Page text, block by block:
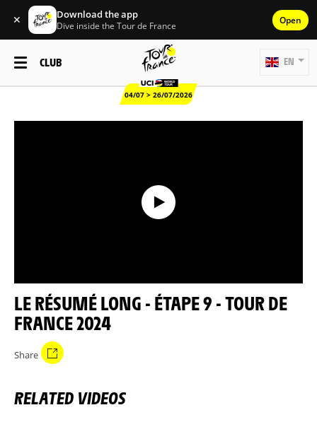
✕ Download the app
Dive inside the Tour de France Open
CLUB
04/07 > 26/07/2026
EN
LE RÉSUMÉ LONG - ÉTAPE 9 - TOUR DE
FRANCE 2024
Share
RELATED VIDEOS